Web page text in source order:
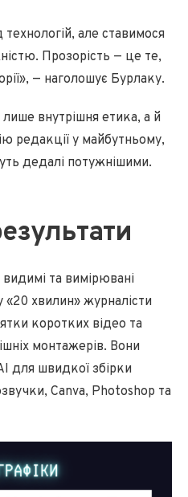
але ставимося
Прозорість — це те,
— наголошує Бурлаку.
внутрішня етика, а й
редакції у майбутньому,
дедалі потужнішими.
та вимірювані
хвилин» журналісти
коротких відео та
монтажерів. Вони
для швидкої збірки
Canva, Photoshop та